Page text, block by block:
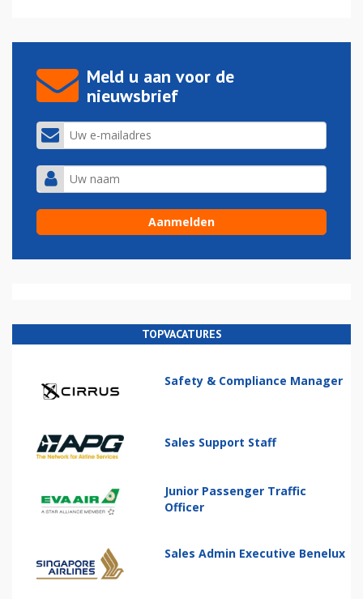
Meld u aan voor de
nieuwsbrief
TOPVACATURES
Safety & Compliance Manager
Sales Support Staff
Junior Passenger Traffic
Officer
Sales Admin Executive Benelux